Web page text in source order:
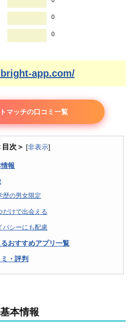
0
0
app.com/
マッチの口コミ一覧
目次＞ [非表示]
報
歴の男女限定
だけで出会える
バシーにも配慮
おすすめアプリ一覧
・評判
本情報